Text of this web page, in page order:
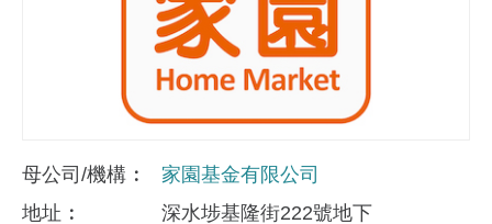
母公司/機構
家園基金有限公司
地址
深水埗基隆街222號地下